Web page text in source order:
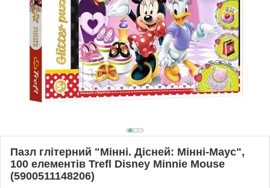
Пазл глітерний "Мінні. Дісней: Мінні-Маус",
100 елементів Trefl Disney Minnie Mouse
(5900511148206)